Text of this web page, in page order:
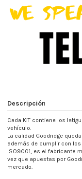
Descripción
Cada KIT contiene los
vehículo.
La calidad Goodridge
además de cumplir con
ISO9001, es el fabricante
vez que apuestas por
mercado.